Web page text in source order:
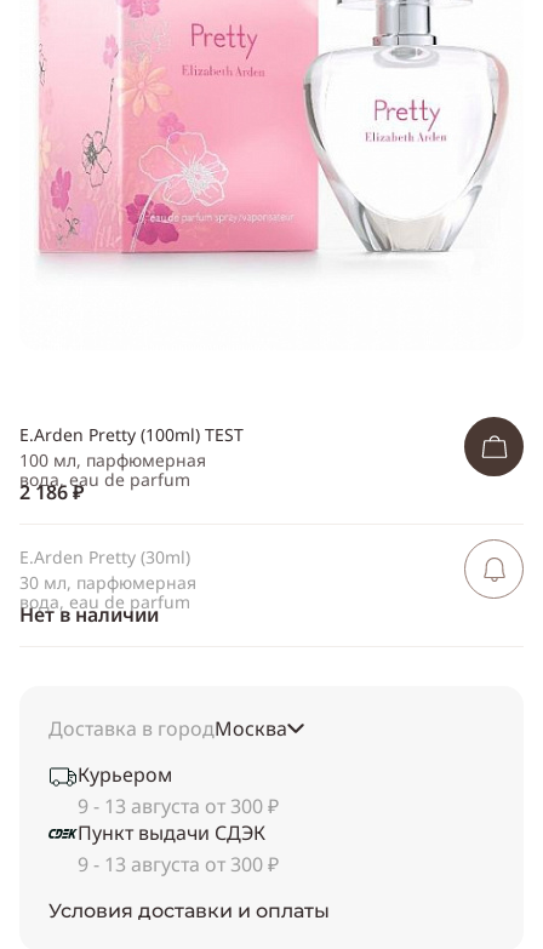
Telegram
WhatsApp
ВКонтакте
E.Arden Pretty (100ml) TEST
100 мл, парфюмерная
вода, eau de parfum
2 186 ₽
E.Arden Pretty (30ml)
30 мл, парфюмерная
вода, eau de parfum
Нет в наличии
Сообщить
Доставка в городМосква
Курьером
9 - 13 августа от 300 ₽
Пункт выдачи СДЭК
9 - 13 августа от 300 ₽
Условия доставки и оплаты